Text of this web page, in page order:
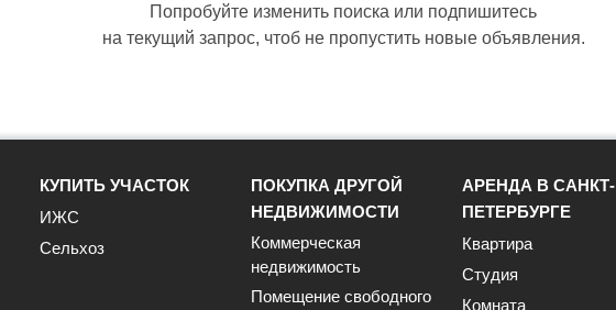
Попробуйте изменить поиска или подпишитесь
на текущий запрос, чтоб не пропустить новые объявления.
КУПИТЬ УЧАСТОК
ИЖС
Сельхоз
ПОКУПКА ДРУГОЙ
НЕДВИЖИМОСТИ
Коммерческая
недвижимость
Помещение свободного
АРЕНДА В САНКТ-
ПЕТЕРБУРГЕ
Квартира
Студия
Комната